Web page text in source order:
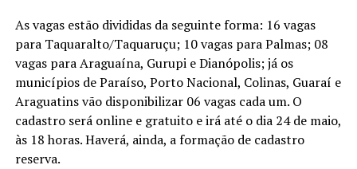
As vagas estão divididas da seguinte forma: 16 vagas
para Taquaralto/Taquaruçu; 10 vagas para Palmas; 08
vagas para Araguaína, Gurupi e Dianópolis; já os
municípios de Paraíso, Porto Nacional, Colinas, Guaraí e
Araguatins vão disponibilizar 06 vagas cada um. O
cadastro será online e gratuito e irá até o dia 24 de maio,
às 18 horas. Haverá, ainda, a formação de cadastro
reserva.